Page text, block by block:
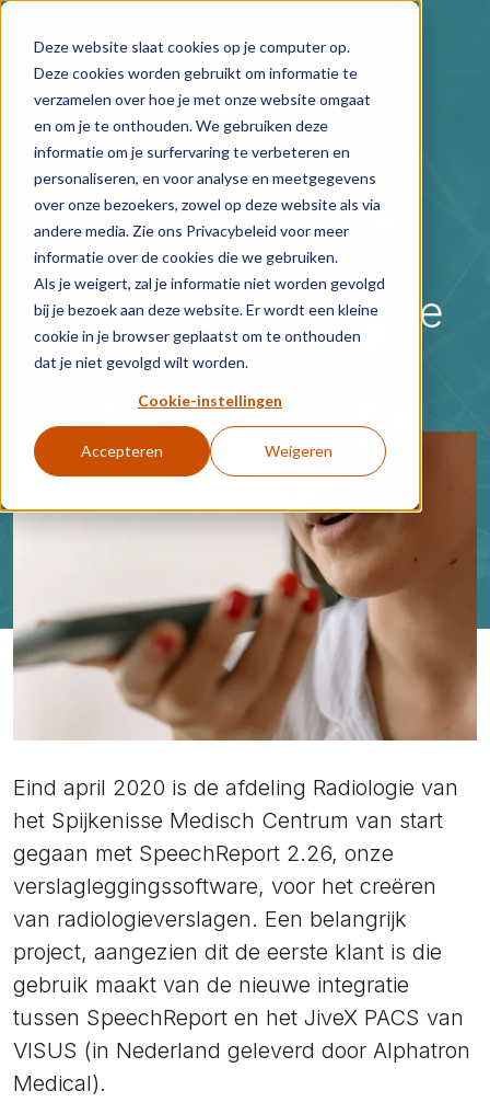
Deze website slaat cookies op je computer op.
Deze cookies worden gebruikt om informatie te
verzamelen over hoe je met onze website omgaat
en om je te onthouden. We gebruiken deze
informatie om je surfervaring te verbeteren en
personaliseren, en voor analyse en meetgegevens
over onze bezoekers, zowel op deze website als via
andere media. Zie ons Privacybeleid voor meer
informatie over de cookies die we gebruiken.
Als je weigert, zal je informatie niet worden gevolgd
bij je bezoek aan deze website. Er wordt een kleine
cookie in je browser geplaatst om te onthouden
dat je niet gevolgd wilt worden.
Cookie-instellingen
Accepteren Weigeren
Skip to main content
Spijkenisse Medisch
Centrum start met
SpeechReport en
JiveX PACS integratie
Eind april 2020 is de afdeling Radiologie van
het Spijkenisse Medisch Centrum van start
gegaan met SpeechReport 2.26, onze
verslagleggingssoftware, voor het creëren
van radiologieverslagen. Een belangrijk
project, aangezien dit de eerste klant is die
gebruik maakt van de nieuwe integratie
tussen SpeechReport en het JiveX PACS van
VISUS (in Nederland geleverd door Alphatron
Medical).